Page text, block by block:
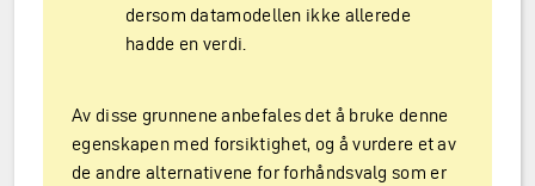
dersom datamodellen ikke allerede
hadde en verdi.
Av disse grunnene anbefales det å bruke denne
egenskapen med forsiktighet, og å vurdere et av
de andre alternativene for forhåndsvalg som er